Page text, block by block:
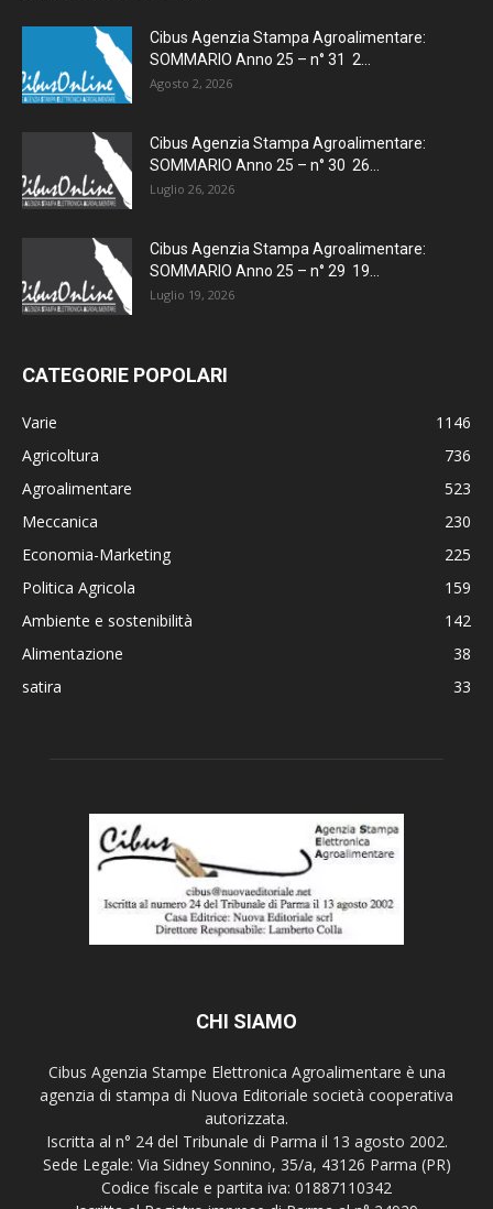
Cibus Agenzia Stampa Agroalimentare:
SOMMARIO Anno 25 – n° 31 2...
Agosto 2, 2026
Cibus Agenzia Stampa Agroalimentare:
SOMMARIO Anno 25 – n° 30 26...
Luglio 26, 2026
Cibus Agenzia Stampa Agroalimentare:
SOMMARIO Anno 25 – n° 29 19...
Luglio 19, 2026
CATEGORIE POPOLARI
Varie
1146
Agricoltura
736
Agroalimentare
523
Meccanica
230
Economia-Marketing
225
Politica Agricola
159
Ambiente e sostenibilità
142
Alimentazione
38
satira
33
CHI SIAMO
Cibus Agenzia Stampe Elettronica Agroalimentare è una
agenzia di stampa di Nuova Editoriale società cooperativa
autorizzata.
Iscritta al n° 24 del Tribunale di Parma il 13 agosto 2002.
Sede Legale: Via Sidney Sonnino, 35/a, 43126 Parma (PR)
Codice fiscale e partita iva: 01887110342